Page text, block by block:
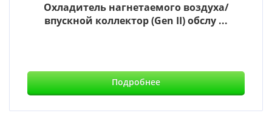
Охладитель нагнетаемого воздуха/
впускной коллектор (Gen II) обслу ...
Подробнее